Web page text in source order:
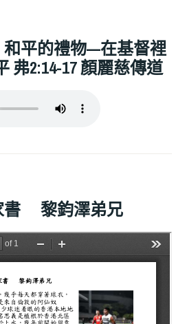
和平的禮物—在基督裡
弗2:14-17 顏麗慈傳道
書 黎鈞澤弟兄